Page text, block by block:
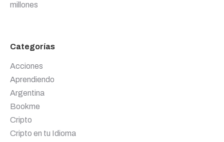
millones
Categorías
Acciones
Aprendiendo
Argentina
Bookme
Cripto
Cripto en tu Idioma